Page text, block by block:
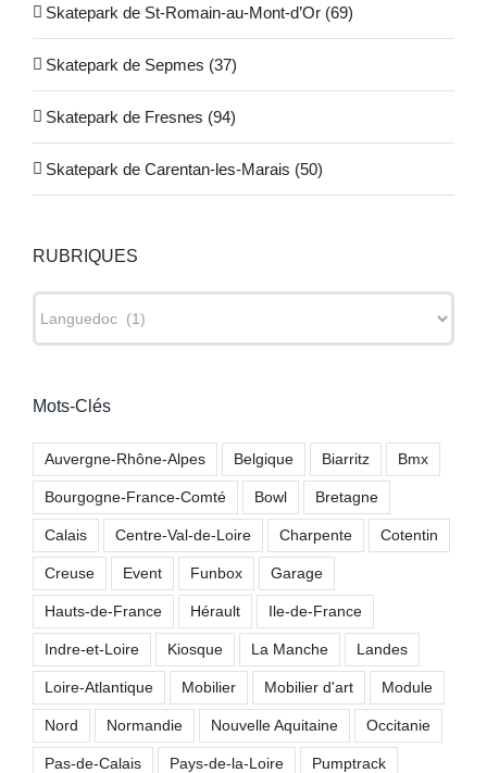
Skatepark de St-Romain-au-Mont-d’Or (69)
Skatepark de Sepmes (37)
Skatepark de Fresnes (94)
Skatepark de Carentan-les-Marais (50)
RUBRIQUES
Mots-Clés
Auvergne-Rhône-Alpes Belgique Biarritz Bmx
Bourgogne-France-Comté Bowl Bretagne
Calais Centre-Val-de-Loire Charpente Cotentin
Creuse Event Funbox Garage
Hauts-de-France Hérault Ile-de-France
Indre-et-Loire Kiosque La Manche Landes
Loire-Atlantique Mobilier Mobilier d'art Module
Nord Normandie Nouvelle Aquitaine Occitanie
Pas-de-Calais Pays-de-la-Loire Pumptrack